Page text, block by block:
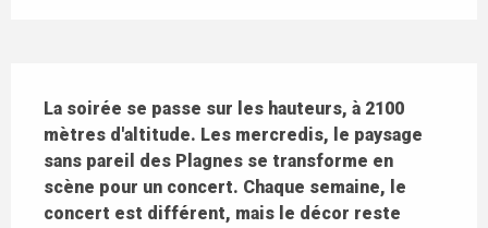
La soirée se passe sur les hauteurs, à 2100
mètres d'altitude. Les mercredis, le paysage
sans pareil des Plagnes se transforme en
scène pour un concert. Chaque semaine, le
concert est différent, mais le décor reste